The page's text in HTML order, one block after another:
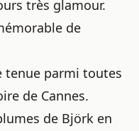
très glamour.
de
tenue parmi toutes
de Cannes.
de Björk en